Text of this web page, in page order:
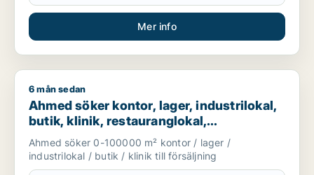
Mer info
Ahmed söker kontor, lager, industrilokal, butik, klinik,
6 mån sedan
Ahmed söker kontor, lager, industrilokal,
butik, klinik, restauranglokal,
fastighetsmark, bostadsfastighet, hotell
eller garage till salu i Nyköping,
Katrineholm eller Finspång m.fl.
Ahmed söker 0-100000 m² kontor / lager /
industrilokal / butik / klinik till försäljning